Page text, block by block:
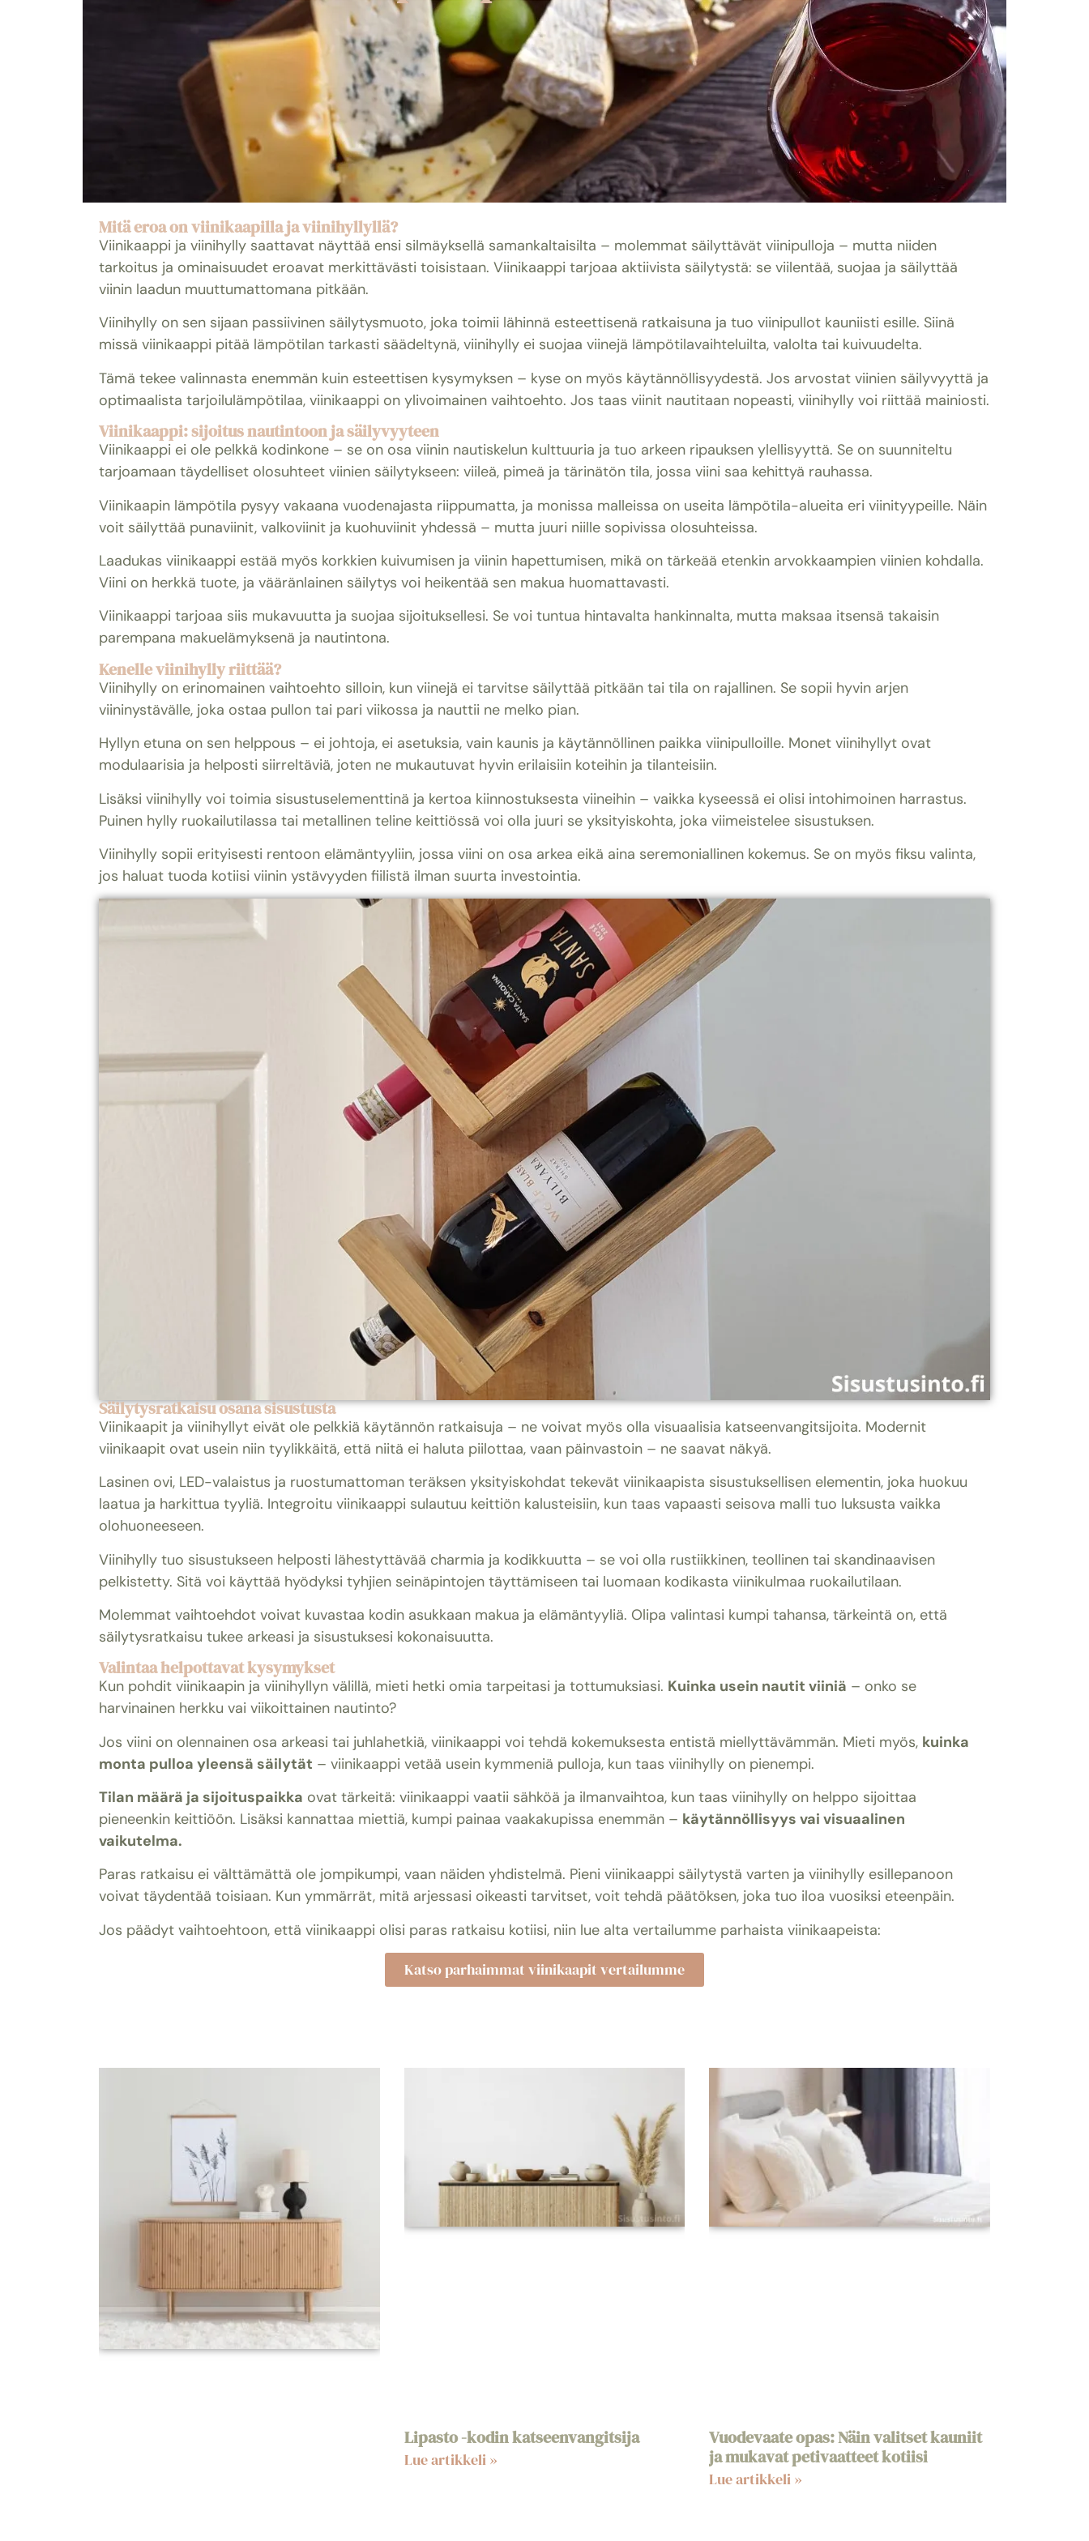
Mitä eroa on viinikaapilla ja viinihyllyllä?
Viinikaappi ja viinihylly saattavat näyttää ensi silmäyksellä samankaltaisilta – molemmat säilyttävät viinipulloja – mutta niiden
tarkoitus ja ominaisuudet eroavat merkittävästi toisistaan. Viinikaappi tarjoaa aktiivista säilytystä: se viilentää, suojaa ja säilyttää
viinin laadun muuttumattomana pitkään.
Viinihylly on sen sijaan passiivinen säilytysmuoto, joka toimii lähinnä esteettisenä ratkaisuna ja tuo viinipullot kauniisti esille. Siinä
missä viinikaappi pitää lämpötilan tarkasti säädeltynä, viinihylly ei suojaa viinejä lämpötilavaihteluilta, valolta tai kuivuudelta.
Tämä tekee valinnasta enemmän kuin esteettisen kysymyksen – kyse on myös käytännöllisyydestä. Jos arvostat viinien säilyvyyttä ja
optimaalista tarjoilulämpötilaa, viinikaappi on ylivoimainen vaihtoehto. Jos taas viinit nautitaan nopeasti, viinihylly voi riittää mainiosti.
Viinikaappi: sijoitus nautintoon ja säilyvyyteen
Viinikaappi ei ole pelkkä kodinkone – se on osa viinin nautiskelun kulttuuria ja tuo arkeen ripauksen ylellisyyttä. Se on suunniteltu
tarjoamaan täydelliset olosuhteet viinien säilytykseen: viileä, pimeä ja tärinätön tila, jossa viini saa kehittyä rauhassa.
Viinikaapin lämpötila pysyy vakaana vuodenajasta riippumatta, ja monissa malleissa on useita lämpötila-alueita eri viinityypeille. Näin
voit säilyttää punaviinit, valkoviinit ja kuohuviinit yhdessä – mutta juuri niille sopivissa olosuhteissa.
Laadukas viinikaappi estää myös korkkien kuivumisen ja viinin hapettumisen, mikä on tärkeää etenkin arvokkaampien viinien kohdalla.
Viini on herkkä tuote, ja vääränlainen säilytys voi heikentää sen makua huomattavasti.
Viinikaappi tarjoaa siis mukavuutta ja suojaa sijoituksellesi. Se voi tuntua hintavalta hankinnalta, mutta maksaa itsensä takaisin
parempana makuelämyksenä ja nautintona.
Kenelle viinihylly riittää?
Viinihylly on erinomainen vaihtoehto silloin, kun viinejä ei tarvitse säilyttää pitkään tai tila on rajallinen. Se sopii hyvin arjen
viininystävälle, joka ostaa pullon tai pari viikossa ja nauttii ne melko pian.
Hyllyn etuna on sen helppous – ei johtoja, ei asetuksia, vain kaunis ja käytännöllinen paikka viinipulloille. Monet viinihyllyt ovat
modulaarisia ja helposti siirreltäviä, joten ne mukautuvat hyvin erilaisiin koteihin ja tilanteisiin.
Lisäksi viinihylly voi toimia sisustuselementtinä ja kertoa kiinnostuksesta viineihin – vaikka kyseessä ei olisi intohimoinen harrastus.
Puinen hylly ruokailutilassa tai metallinen teline keittiössä voi olla juuri se yksityiskohta, joka viimeistelee sisustuksen.
Viinihylly sopii erityisesti rentoon elämäntyyliin, jossa viini on osa arkea eikä aina seremoniallinen kokemus. Se on myös fiksu valinta,
jos haluat tuoda kotiisi viinin ystävyyden fiilistä ilman suurta investointia.
Säilytysratkaisu osana sisustusta
Viinikaapit ja viinihyllyt eivät ole pelkkiä käytännön ratkaisuja – ne voivat myös olla visuaalisia katseenvangitsijoita. Modernit
viinikaapit ovat usein niin tyylikkäitä, että niitä ei haluta piilottaa, vaan päinvastoin – ne saavat näkyä.
Lasinen ovi, LED-valaistus ja ruostumattoman teräksen yksityiskohdat tekevät viinikaapista sisustuksellisen elementin, joka huokuu
laatua ja harkittua tyyliä. Integroitu viinikaappi sulautuu keittiön kalusteisiin, kun taas vapaasti seisova malli tuo luksusta vaikka
olohuoneeseen.
Viinihylly tuo sisustukseen helposti lähestyttävää charmia ja kodikkuutta – se voi olla rustiikkinen, teollinen tai skandinaavisen
pelkistetty. Sitä voi käyttää hyödyksi tyhjien seinäpintojen täyttämiseen tai luomaan kodikasta viinikulmaa ruokailutilaan.
Molemmat vaihtoehdot voivat kuvastaa kodin asukkaan makua ja elämäntyyliä. Olipa valintasi kumpi tahansa, tärkeintä on, että
säilytysratkaisu tukee arkeasi ja sisustuksesi kokonaisuutta.
Valintaa helpottavat kysymykset
Kun pohdit viinikaapin ja viinihyllyn välillä, mieti hetki omia tarpeitasi ja tottumuksiasi. Kuinka usein nautit viiniä – onko se
harvinainen herkku vai viikoittainen nautinto?
Jos viini on olennainen osa arkeasi tai juhlahetkiä, viinikaappi voi tehdä kokemuksesta entistä miellyttävämmän. Mieti myös, kuinka
monta pulloa yleensä säilytät – viinikaappi vetää usein kymmeniä pulloja, kun taas viinihylly on pienempi.
Tilan määrä ja sijoituspaikka ovat tärkeitä: viinikaappi vaatii sähköä ja ilmanvaihtoa, kun taas viinihylly on helppo sijoittaa
pieneenkin keittiöön. Lisäksi kannattaa miettiä, kumpi painaa vaakakupissa enemmän – käytännöllisyys vai visuaalinen
vaikutelma.
Paras ratkaisu ei välttämättä ole jompikumpi, vaan näiden yhdistelmä. Pieni viinikaappi säilytystä varten ja viinihylly esillepanoon
voivat täydentää toisiaan. Kun ymmärrät, mitä arjessasi oikeasti tarvitset, voit tehdä päätöksen, joka tuo iloa vuosiksi eteenpäin.
Jos päädyt vaihtoehtoon, että viinikaappi olisi paras ratkaisu kotiisi, niin lue alta vertailumme parhaista viinikaapeista:
Katso parhaimmat viinikaapit vertailumme
Lipasto -kodin katseenvangitsija
Lue artikkeli »
Vuodevaate opas: Näin valitset kauniit
ja mukavat petivaatteet kotiisi
Lue artikkeli »